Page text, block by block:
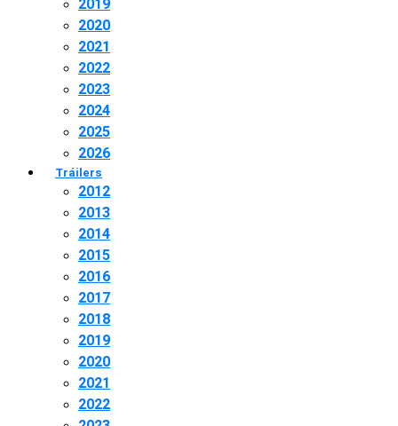
2019
2020
2021
2022
2023
2024
2025
2026
Tráilers
2012
2013
2014
2015
2016
2017
2018
2019
2020
2021
2022